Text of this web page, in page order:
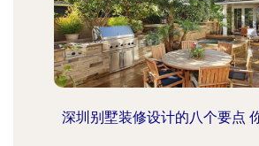
深圳别墅装修设计的八个要点